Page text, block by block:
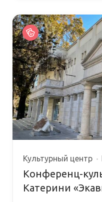
Культурный центр
Конференц-
Катерини